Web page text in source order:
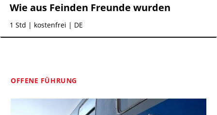
Wie aus Feinden Freunde wurden
1 Std | kostenfrei | DE
OFFENE FÜHRUNG